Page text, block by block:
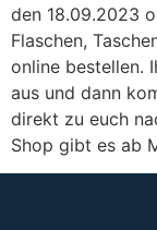
den 18.09.2023
Flaschen,
online bestellen.
aus und dann
direkt zu euch
Shop gibt es ab